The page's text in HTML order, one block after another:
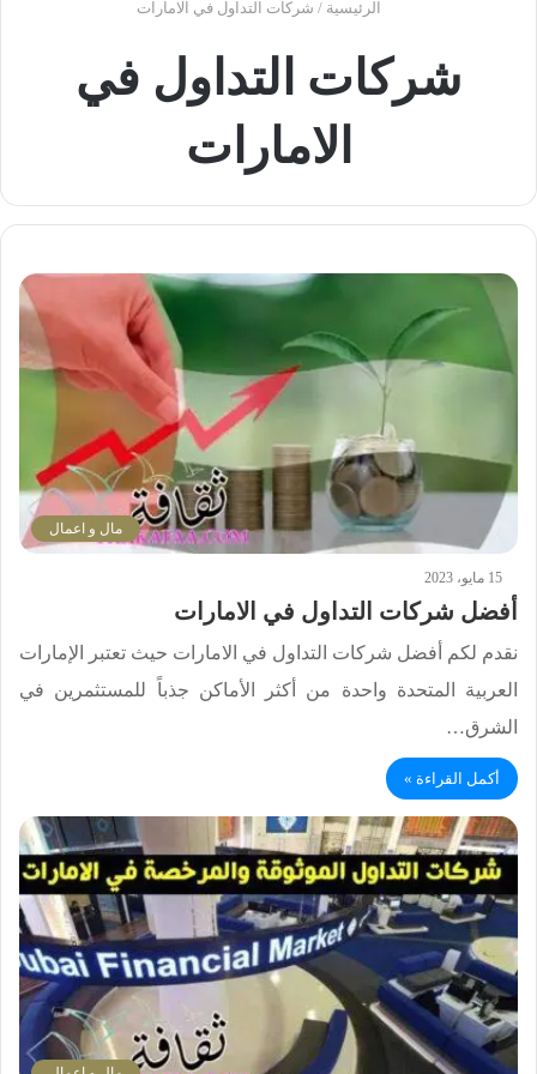
الرئيسية / شركات التداول في الامارات
شركات التداول في
الامارات
مال و اعمال
15 مايو، 2023
أفضل شركات التداول في الامارات
نقدم لكم أفضل شركات التداول في الامارات حيث تعتبر الإمارات
العربية المتحدة واحدة من أكثر الأماكن جذباً للمستثمرين في
الشرق…
أكمل القراءة »